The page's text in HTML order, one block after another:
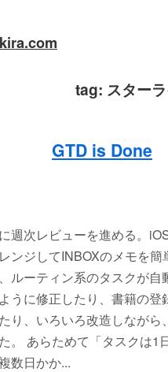
tag: スター
GTD is Done
週次レビューを進める。
ンジしてINBOXのメモを簡
ルーティン系のタスクが自
うに修正したり、書籍の登
り、いろいろ改造しながら
。 あらためて「タスクは1
数日かか...